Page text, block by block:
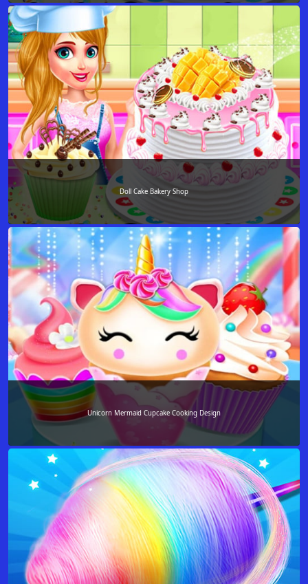
Doll Cake Bakery Shop
Unicorn Mermaid Cupcake Cooking Design